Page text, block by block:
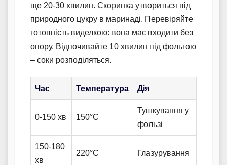
ще 20-30 хвилин. Скоринка утвориться від
природного цукру в маринаді. Перевіряйте
готовність виделкою: вона має входити без
опору. Відпочивайте 10 хвилин під фольгою
– соки розподіляться.
Час Температура Дія
0-150 хв 150°C
Тушкування у
фользі
150-180
хв
220°C Глазурування